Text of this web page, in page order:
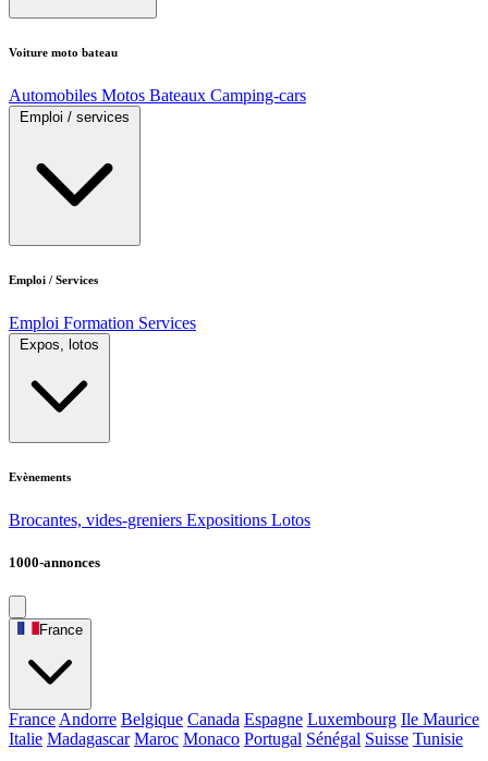
Voiture moto bateau
Automobiles Motos Bateaux Camping-cars
Emploi / services
Emploi / Services
Emploi Formation Services
Expos, lotos
Evènements
Brocantes, vides-greniers Expositions Lotos
1000-annonces
France
France Andorre Belgique Canada Espagne Luxembourg Ile Maurice
Italie Madagascar Maroc Monaco Portugal Sénégal Suisse Tunisie